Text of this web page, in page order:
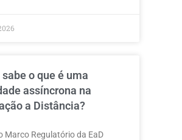
o que é uma
assíncrona na
a Distância?
Marco Regulatório da EaD